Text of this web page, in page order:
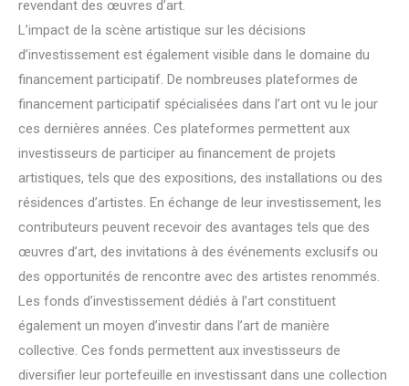
revendant des œuvres d’art.
L’impact de la scène artistique sur les décisions
d’investissement est également visible dans le domaine du
financement participatif. De nombreuses plateformes de
financement participatif spécialisées dans l’art ont vu le jour
ces dernières années. Ces plateformes permettent aux
investisseurs de participer au financement de projets
artistiques, tels que des expositions, des installations ou des
résidences d’artistes. En échange de leur investissement, les
contributeurs peuvent recevoir des avantages tels que des
œuvres d’art, des invitations à des événements exclusifs ou
des opportunités de rencontre avec des artistes renommés.
Les fonds d’investissement dédiés à l’art constituent
également un moyen d’investir dans l’art de manière
collective. Ces fonds permettent aux investisseurs de
diversifier leur portefeuille en investissant dans une collection